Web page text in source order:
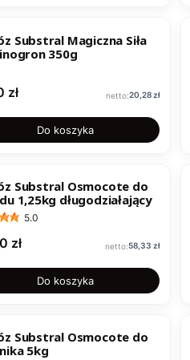
Substral Magiczna Siła
350g
zł Cena
20,28 zł
Do koszyka
Substral Osmocote do
1,25kg długodziałający
5.0
zł Cena
58,33 zł
Do koszyka
Substral Osmocote do
5kg